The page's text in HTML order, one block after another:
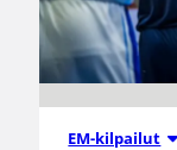
EM-kilpailut